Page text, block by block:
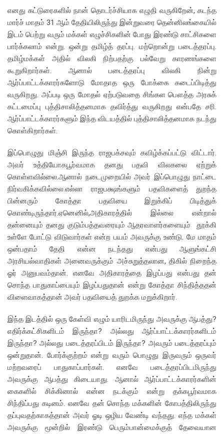
எனது கட்டுரைகளில் நான் தொடர்ச்சியாக எழுதி வருகிறேன், கடந்த
மார்ச் மாதம் 31 ஆம் தேதியிலிருந்து இன்றுவரை தென்னிலங்கையில்
இடம் பெற்று வரும் மக்கள் எழுச்சிகளின் போது இரண்டு சாட்சிகளை
பார்க்கலாம் என்று. ஒன்று தமிழ்த் தரப்பு. மற்றொன்று படைத்தரப்பு.
தமிழ்மக்கள் அதில் விலகி நிற்பதற்கு பல்வேறு காரணங்களை
கூறுகிறார்கள். ஆனால் படைத்தரப்பு விலகி நின்று
ஆர்ப்பாட்டக்காரர்களோடு மோதாத ஒரு போக்கை கடைப்பிடித்து
வருகிறது. அப்படி ஒரு மோதல் ஏற்படுவதை சிங்கள பௌத்த அரசுக்
கட்டமைப்பு புத்திசாலித்தனமாக தவிர்த்து வருகிறது என்பதே சரி.
ஆர்ப்பாட்டக்காரர்களும் இந்த விடயத்தில் புத்திசாலித்தனமாக நடந்து
கொள்கிறார்கள்.
இப்பொழுது மிஞ்சி இருந்த ராஜபக்சவும் கவிழ்க்கப்பட்டு விட்டார்.
அவர் உத்தியோகபூர்வமாக தனது பதவி விலகலை ஏற்றுக்
கொள்ளவில்லை.ஆனால் நடைமுறையில் அவர் இப்பொழுது நாட்டை
நிர்வகிக்கவில்லை.எல்லா ராஜபக்ஷங்களும் பதவிகளைத் துறந்த
பின்னரும் கோத்தா பதவியை இறுக்கிப் பிடித்துக்
கொண்டிருந்தார்.ஏனெனில்,அதிகாரத்தில் இல்லை என்றால்
தன்னையும் தனது குடும்பத்தவரையும் ஆதரவாளர்களையும் தூக்கி
உள்ளே போட்டு விடுவார்கள் என்ற பயம் அவருக்கு உண்டு. மே மாதம்
ஒன்பதாம் தேதி என்ன நடந்தது என்பது ஆளுங்கட்சி
அரசியல்வாதிகள் அனைவருக்கும் அச்சுறுத்தலான, திகில் நிறைந்த
ஓர் அனுபவம்தான். எனவே அதிகாரத்தை இழப்பது என்பது தன்
சொந்த பாதுகாப்பையும் இழப்பதுதான் என்று கோத்தா சிந்தித்ததன்
விளைவாகத்தான் அவர் பதவியைத் துறக்க மறுக்கிறார்.
இந்த இடத்தில் ஒரு கேள்வி எழும் யாரிடமிருந்து அவருக்கு ஆபத்து?
எதிர்க்கட்சிகளிடம் இருந்தா? அல்லது ஆர்ப்பாட்டக்காரர்களிடம்
இருந்தா? அல்லது படைத்தரப்பிடம் இருந்தா? அவரும் படைத்தரப்பும்
ஒன்றுதான். போர்க்குற்றம் என்று வரும் பொழுது இருவரும் ஒருவர்
மற்றவரைப் பாதுகாப்பார்கள். எனவே படைத்தரப்பிடமிருந்து
அவருக்கு ஆபத்து கிடையாது. ஆனால் ஆர்ப்பாட்டக்காரர்களின்
கைகளில் சிக்கினால் என்ன நடக்கும் என்று தக்கபூர்வமாக
சிந்திப்பது கடினம். எனவே தன் சொந்த மக்களின் கோபத்திலிருந்து
தப்புவதற்காகத்தான் அவர் ஓடி ஒழிய வேண்டி வந்தது. எந்த மக்கள்
அவருக்கு மூன்றில் இரண்டு பெரும்பான்மைக்குத் தேவையான